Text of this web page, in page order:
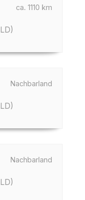
ca. 1110 km
Nachbarland
Nachbarland